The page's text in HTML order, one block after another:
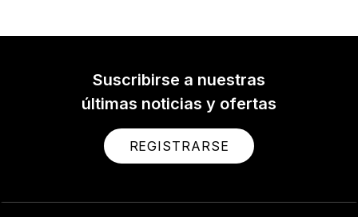
Suscribirse a nuestras
últimas noticias y ofertas
REGISTRARSE